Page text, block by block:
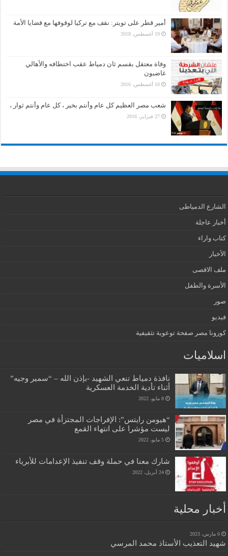
أمير قطر على تويتر: نقف مع تركيا لوقوفها مع قضايا الأمة
19 أغسطس، 2018
وفاة معتقل بقسم ثان دمياط عقب اختطافه والأهالي
غاضبون
10 أغسطس، 2016
شعب مصر العظيم كل عام وأنتم بخير ، كل عام وأنتم ثوار ،
27 فبراير، 2016
الشارع الدمياطى
أخبار عاجلة
كتاب واراء
الأخبار
ملف الاقصى
الأسرة والطفل
صور
فيديو
كورونا مصر صفحة توعوية تثقيفية
اسلاميات
نافذة دمياط تنعي الشهيد -بإذن الله – “سمير وجيه”
أثناء تأدية الخدمة العسكرية
8 مايو، 2022
“هيومن رايتس”: الإفراجات المجتزأة في مصر
ليست مؤشرا على انتهاء القمع
5 مايو، 2022
شارك معنا في حملة وقف تنفيذ الإعدامات للأبرياء
24 أبريل، 2022
أخبار محلية
6 مارس، 2023
شهيد التعذيب الأستاذ محمد المرسي